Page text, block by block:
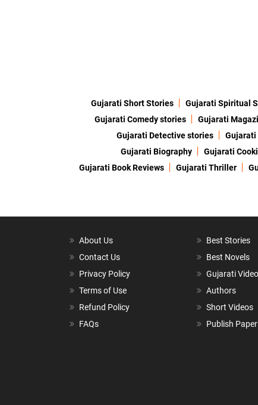
Gujarati Short Stories Gujarati Spiritual
Gujarati Comedy stories
Gujarati
Gujarati Detective stories
Gujarati
Gujarati Biography
Gujarati
Gujarati Book Reviews
Gujarati Thriller
About Us
Contact Us
Privacy Policy
Terms of Use
Refund Policy
FAQs
Best Stories
Best Novels
Gujarati
Authors
Short Videos
Publish